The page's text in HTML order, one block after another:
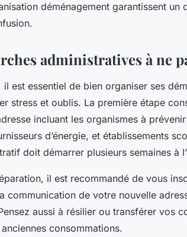
déménagement garantissent un
administratives à ne
il est essentiel de bien organiser ses
stress et oublis. La première étape
incluant les organismes à
d’énergie, et établissements
doit démarrer plusieurs semaines à
il est recommandé de vous
communication de votre nouvelle
aussi à résilier ou transférer vos
consommations.